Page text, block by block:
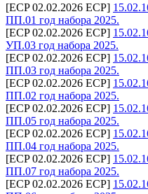
[ECP 02.02.2026 ECP]
ПП.01 год набора 2025.
[ECP 02.02.2026 ECP]
УП.03 год набора 2025.
[ECP 02.02.2026 ECP]
ПП.03 год набора 2025.
[ECP 02.02.2026 ECP]
ПП.02 год набора 2025.
[ECP 02.02.2026 ECP]
ПП.05 год набора 2025.
[ECP 02.02.2026 ECP]
ПП.04 год набора 2025.
[ECP 02.02.2026 ECP]
ПП.07 год набора 2025.
[ECP 02.02.2026 ECP]